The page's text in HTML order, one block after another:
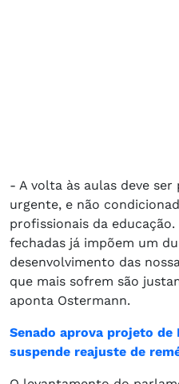
- A volta às aulas deve
urgente, e não
profissionais da educação.
fechadas já impõem um
desenvolvimento das
que mais sofrem são
aponta Ostermann.
Senado aprova projeto
suspende reajuste de